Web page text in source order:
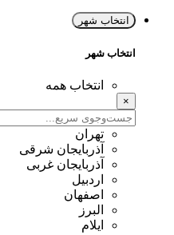
انتخاب شهر
انتخاب شهر
انتخاب همه
×
تهران
آذربایجان شرقی
آذربایجان غربی
اردبیل
اصفهان
البرز
ایلام